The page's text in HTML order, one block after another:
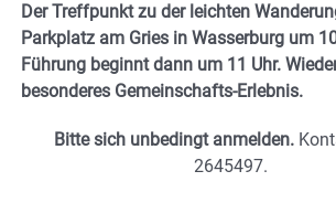
Der Treffpunkt zu der leichten
Parkplatz am Gries in Wasserburg um
Führung beginnt dann um 11 Uhr.
besonderes Gemeinschafts-Erlebnis.
Bitte sich unbedingt anmelden.
2645497.